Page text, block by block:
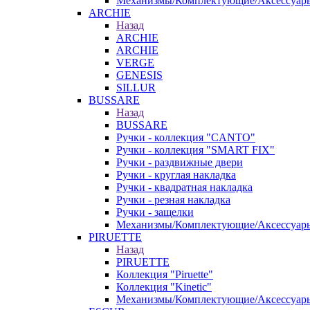
ARCHIE
Назад
ARCHIE
ARCHIE
VERGE
GENESIS
SILLUR
BUSSARE
Назад
BUSSARE
Ручки - коллекция "CANTO"
Ручки - коллекция "SMART FIX"
Ручки - раздвижные двери
Ручки - круглая накладка
Ручки - квадратная накладка
Ручки - резная накладка
Ручки - защелки
Механизмы/Комплектующие/
PIRUETTE
Назад
PIRUETTE
Коллекция "Piruette"
Коллекция "Kinetic"
Механизмы/Комплектующие/